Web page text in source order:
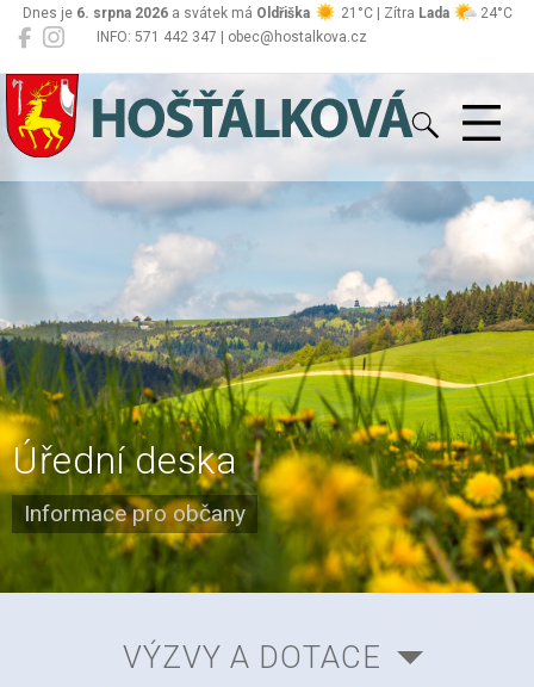
INFO: 571 442 347 | obec@hostalkova.cz
Dnes je 6. srpna 2026a svátek má Oldřiška 21°C | Zítra Lada 24°C
Hošťálková
Úřední deska
Informace pro občany
VÝZVY A DOTACE